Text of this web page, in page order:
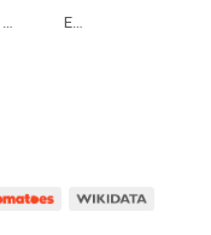
Estreno